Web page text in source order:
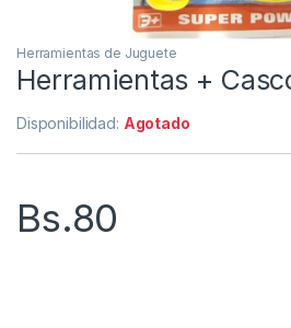
Herramientas de Juguete
Herramientas +
Disponibilidad: Agotado
Bs.80